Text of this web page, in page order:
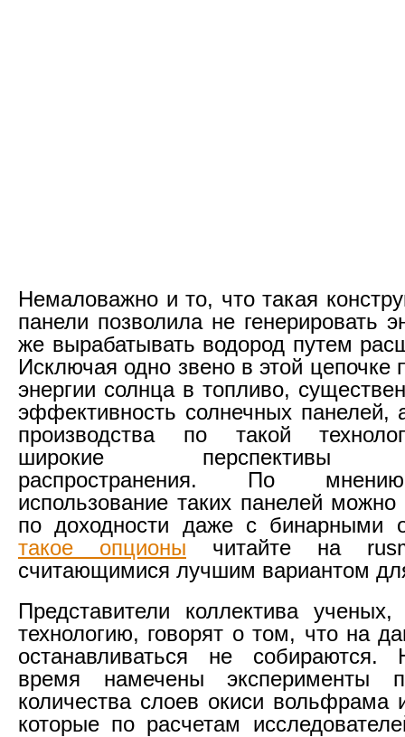
Немаловажно и то, что такая
панели позволила не генерировать
же вырабатывать водород путем
Исключая одно звено в этой цепочке
энергии солнца в топливо,
эффективность солнечных панелей,
производства по такой
широкие перспективы
распространения. По
использование таких панелей можно
по доходности даже с бинарными
такое опционы читайте на
считающимися лучшим вариантом
Представители коллектива
технологию, говорят о том, что на
останавливаться не
время намечены эксперименты
количества слоев окиси вольфрама
которые по расчетам